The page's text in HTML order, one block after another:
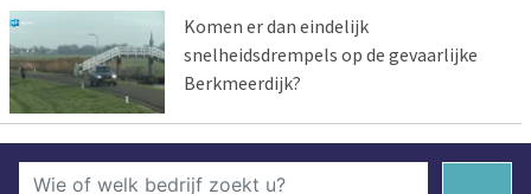
Komen er dan eindelijk
snelheidsdrempels op de gevaarlijke
Berkmeerdijk?